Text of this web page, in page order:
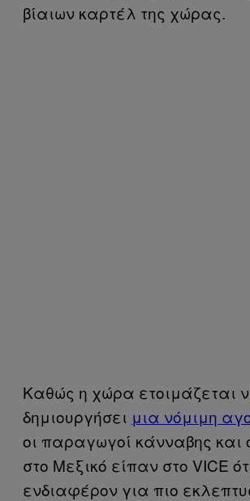
βίαιων καρτέλ της χώρας.
Καθώς η χώρα ετοιμάζεται
δημιουργήσει μια νόμιμη
οι παραγωγοί κάνναβης και
στο Μεξικό είπαν στο VICE
ενδιαφέρον για πιο